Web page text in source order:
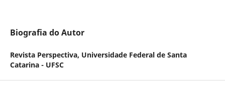
Biografia do Autor
Revista Perspectiva, Universidade Federal de Santa
Catarina - UFSC